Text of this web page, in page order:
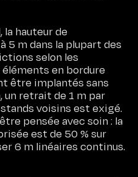
la hauteur de
m dans la plupart des
selon les
éléments en bordure
être implantés sans
retrait de 1 m par
voisins est exigé.
pensée avec soin : la
est de 50 % sur
6 m linéaires continus.